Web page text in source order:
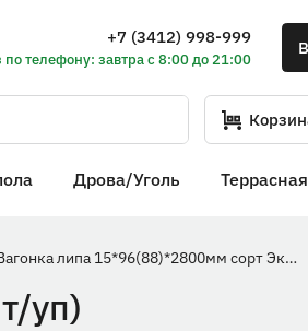
+7 (3412) 998-999
по телефону: завтра с 8:00 до 21:00
Дрова/Уголь
Вагонка липа 15*96(88)*2800мм сорт Экстра (10шт/уп)
уп)